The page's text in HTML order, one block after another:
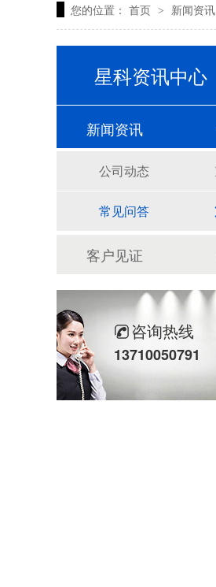
您的位置： 首页 > 新闻资讯
星科资讯中心
新闻资讯
公司动态
常见问答
客户见证
咨询热线
13710050791